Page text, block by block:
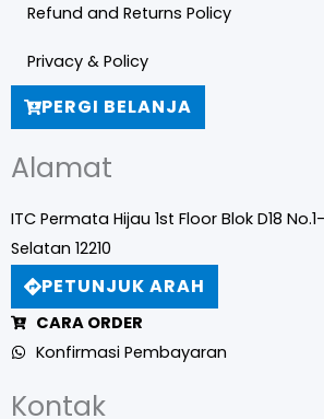
Refund and Returns Policy
Privacy & Policy
PERGI BELANJA
Alamat
ITC Permata Hijau 1st Floor Blok D18
Selatan 12210
PETUNJUK ARAH
CARA ORDER
Konfirmasi Pembayaran
Kontak